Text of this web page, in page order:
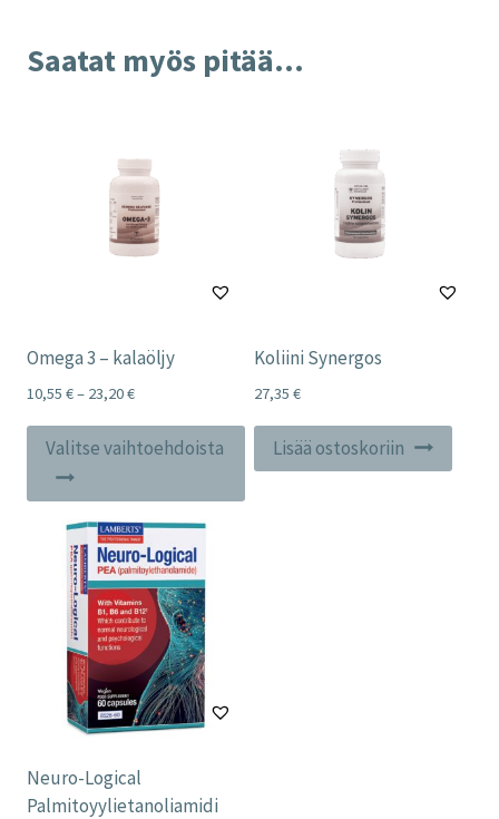
Saatat myös pitää...
Omega 3 – kalaöljy
10,55 €– 23,20€Price
10,55 €
Valitse vaihtoehdoista
Tällä
tuotteella
on
Koliini Synergos
27,35 €
Lisää ostoskoriin
Neuro-Logical
Palmitoyylietanoliamidi